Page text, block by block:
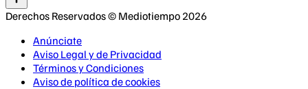
Derechos Reservados © Mediotiempo 2026
Anúnciate
Aviso Legal y de Privacidad
Términos y Condiciones
Aviso de política de cookies